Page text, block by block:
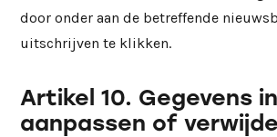
door onder aan de betreffende
uitschrijven te klikken.
Artikel 10. Gegevens
aanpassen of